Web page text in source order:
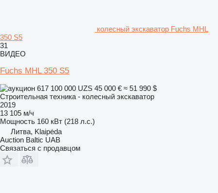
колесный экскаватор Fuchs MHL
350 S5
31
ВИДЕО
Fuchs MHL 350 S5
617 100 000 UZS 45 000 € ≈ 51 990 $
Строительная техника - колесный экскаватор
2019
13 105 м/ч
Мощность 160 кВт (218 л.с.)
Литва, Klaipėda
Auction Baltic UAB
Связаться с продавцом